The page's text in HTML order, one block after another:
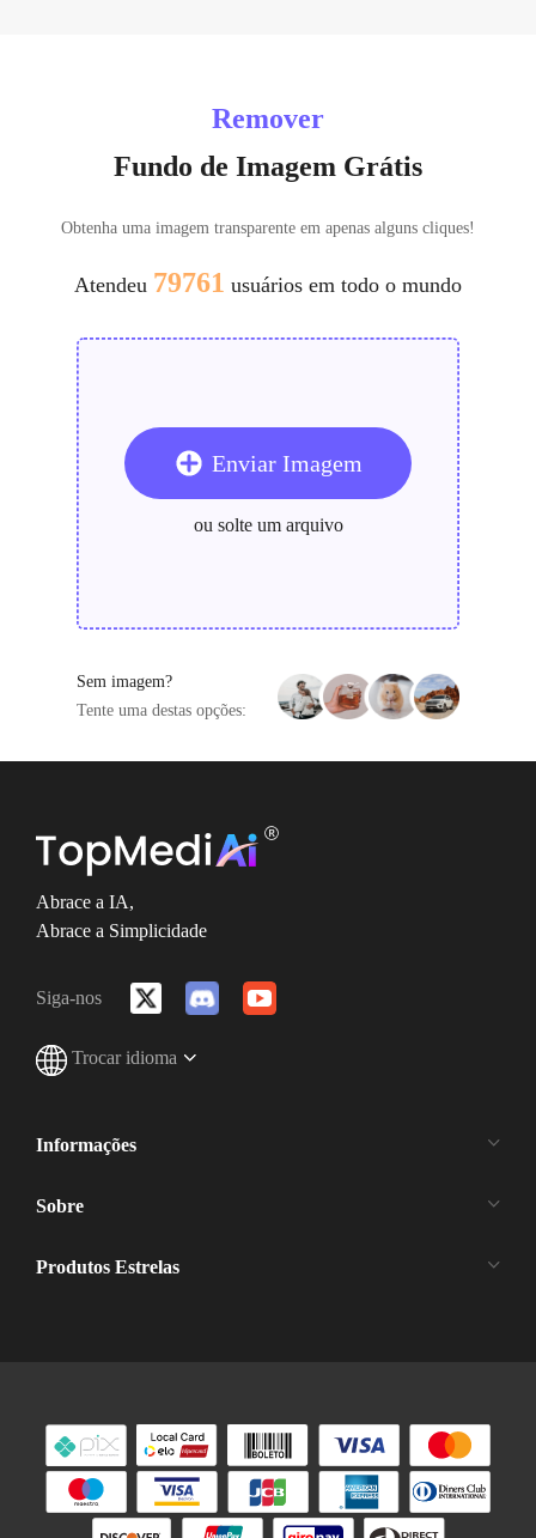
Remover
Fundo de Imagem Grátis
Obtenha uma imagem transparente em apenas alguns cliques!
Atendeu 79761 usuários em todo o mundo
Enviar Imagem
ou solte um arquivo
Sem imagem?
Tente uma destas opções:
Abrace a IA,
Abrace a Simplicidade
Siga-nos
Trocar idioma
Informações
Sobre
Produtos Estrelas